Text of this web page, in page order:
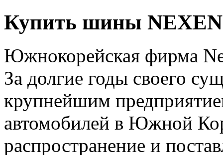
Купить шины
Южнокорейская фирма
За долгие годы своего
крупнейшим
автомобилей в Южной
распространение и